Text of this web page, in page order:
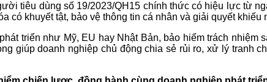
tiêu dùng số 19/2023/QH15 chính thức có hiệu lực từ
có khuyết tật, bảo vệ thông tin cá nhân và giải quyết
triển như Mỹ, EU hay Nhật Bản, bảo hiểm trách
giúp doanh nghiệp chủ động chia sẻ rủi ro, xử lý